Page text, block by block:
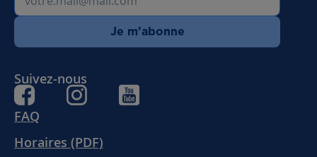
FAQ
Horaires (PDF)
Je m’abonne
Suivez-nous